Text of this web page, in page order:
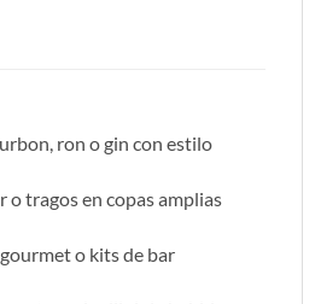
ron o gin con estilo
o tragos en copas amplias
o kits de bar